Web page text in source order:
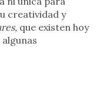
creatividad y
que existen hoy